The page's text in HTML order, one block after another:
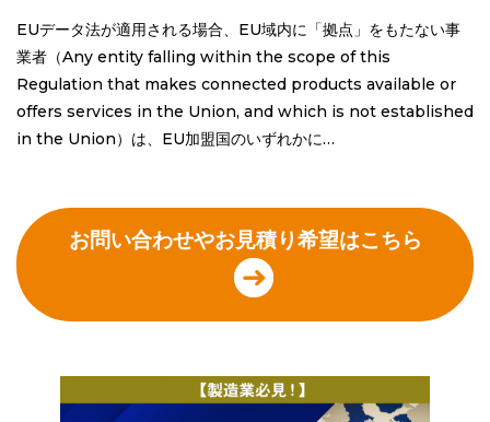
EUデータ法が適用される場合、EU域内に「拠点」をもたない事
業者（Any entity falling within the scope of this
Regulation that makes connected products available or
offers services in the Union, and which is not established
in the Union）は、EU加盟国のいずれかに…
お問い合わせやお見積り希望はこちら